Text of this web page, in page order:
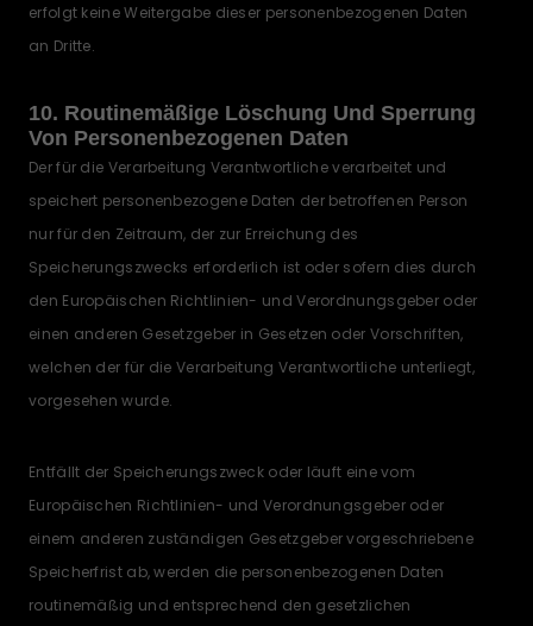
erfolgt keine Weitergabe dieser personenbezogenen Daten
an Dritte.
10. Routinemäßige Löschung Und Sperrung
Von Personenbezogenen Daten
Der für die Verarbeitung Verantwortliche verarbeitet und
speichert personenbezogene Daten der betroffenen Person
nur für den Zeitraum, der zur Erreichung des
Speicherungszwecks erforderlich ist oder sofern dies durch
den Europäischen Richtlinien- und Verordnungsgeber oder
einen anderen Gesetzgeber in Gesetzen oder Vorschriften,
welchen der für die Verarbeitung Verantwortliche unterliegt,
vorgesehen wurde.
Entfällt der Speicherungszweck oder läuft eine vom
Europäischen Richtlinien- und Verordnungsgeber oder
einem anderen zuständigen Gesetzgeber vorgeschriebene
Speicherfrist ab, werden die personenbezogenen Daten
routinemäßig und entsprechend den gesetzlichen